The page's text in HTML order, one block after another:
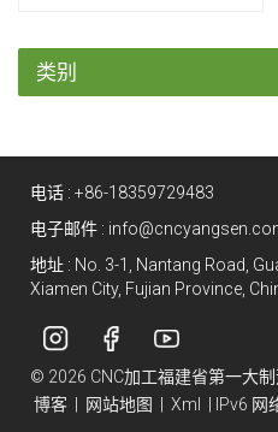
类别
电话 : +86-18359729483
电子邮件 :
地址 : No. 3-1, Nantang Road,
Xiamen City, Fujian Province,
© 2026 CNC加工福建省第一大制
博客
网站地图 Xml IPv6 网